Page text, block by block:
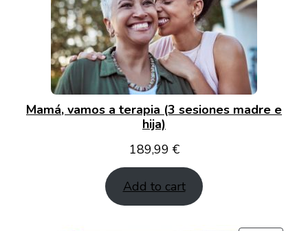
Mamá, vamos a terapia (3 sesiones madre e
hija)
189,99 €
Add to cart